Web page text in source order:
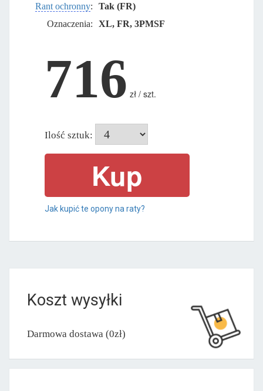
Rant ochronny:
Tak (FR)
Oznaczenia:
XL, FR, 3PMSF
716 zł / szt.
Ilość sztuk:
Jak kupić te opony na raty?
Koszt wysyłki
Darmowa dostawa (0zł)